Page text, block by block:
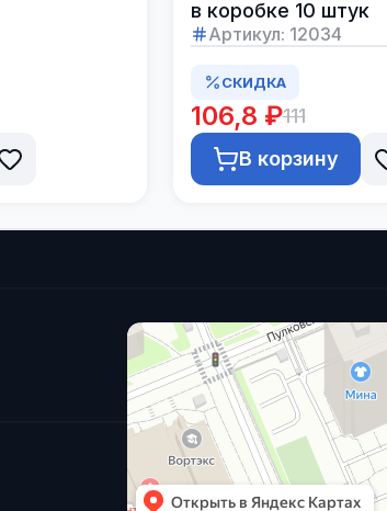
в коробке 10 штук
Артикул: 12034
СКИДКА
106,8 ₽111
В корзину